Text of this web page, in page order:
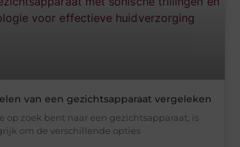
van een gezichtsapparaat vergeleken
op zoek bent naar een gezichtsapparaat, is
om de verschillende opties